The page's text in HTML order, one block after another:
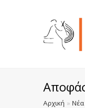
Αρχική » Νέα